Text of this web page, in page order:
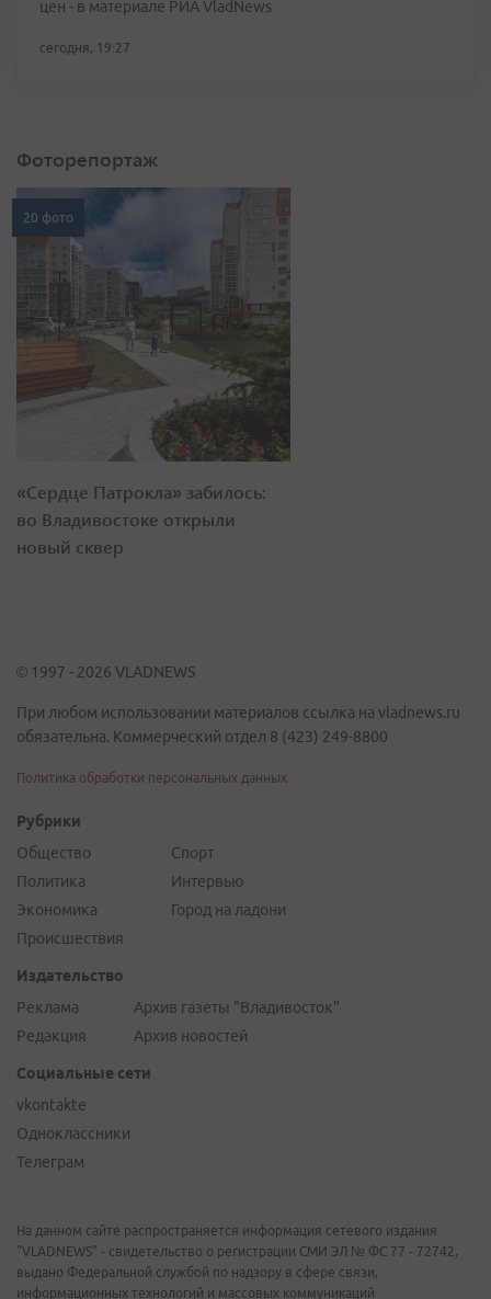
цен - в материале РИА VladNews
сегодня, 19:27
Фоторепортаж
20 фото
«Сердце Патрокла» забилось:
во Владивостоке открыли
новый сквер
© 1997 - 2026 VLADNEWS
При любом использовании материалов ссылка на vladnews.ru
обязательна. Коммерческий отдел 8 (423) 249-8800
Политика обработки персональных данных
Рубрики
Общество
Политика
Экономика
Происшествия
Спорт
Интервью
Город на ладони
Издательство
Реклама
Редакция
Архив газеты "Владивосток"
Архив новостей
Социальные сети
vkontakte
Одноклассники
Телеграм
На данном сайте распространяется информация сетевого издания
"VLADNEWS" - свидетельство о регистрации СМИ ЭЛ № ФС 77 - 72742,
выдано Федеральной службой по надзору в сфере связи,
информационных технологий и массовых коммуникаций